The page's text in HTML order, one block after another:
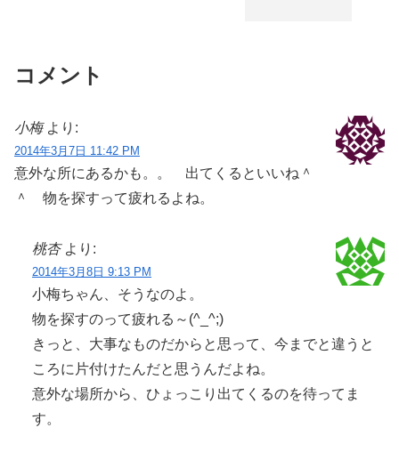
コメント
小梅 より:
2014年3月7日 11:42 PM
意外な所にあるかも。。 出てくるといいね＾
＾ 物を探すって疲れるよね。
桃杏 より:
2014年3月8日 9:13 PM
小梅ちゃん、そうなのよ。
物を探すのって疲れる～(^_^;)
きっと、大事なものだからと思って、今までと違うと
ころに片付けたんだと思うんだよね。
意外な場所から、ひょっこり出てくるのを待ってま
す。